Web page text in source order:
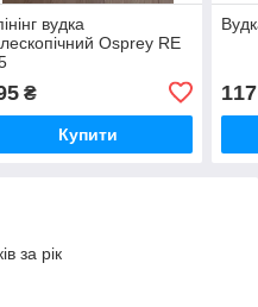
вудка
Osprey RE
₴
Купити
117
за рік